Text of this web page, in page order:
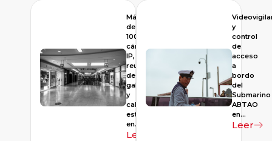
Más
de
100
cámaras
IP,
reubicación
de
gabinete
y
cableado
estructurado
en…
Leer
y
control
de
acceso
a
bordo
del
Submarino
ABTAO
en…
Leer